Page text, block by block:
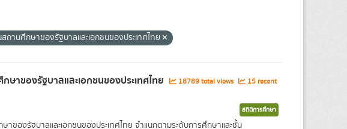
สถานศึกษาของรัฐบาลและเอกชนของประเทศไทย
ษาของรัฐบาลและเอกชนของประเทศไทย 18789 total views
15 recent
สถิติการศึกษา
าของรัฐบาลและเอกชนของประเทศไทย จำแนกตามระดับการศึกษาและชั้น